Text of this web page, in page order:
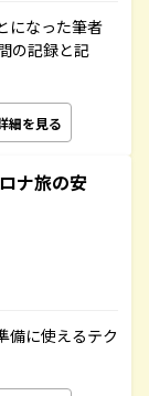
になった筆者
の記録と記
細を見る
ナ旅の安
備に使えるテク